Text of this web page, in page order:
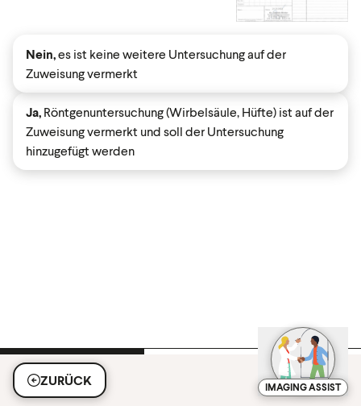
Nein,es ist keine weitere Untersuchung auf der
Zuweisung vermerkt
Ja, Röntgenuntersuchung (Wirbelsäule, Hüfte) ist auf der
Zuweisung vermerkt und soll der Untersuchung
hinzugefügt werden
ZURÜCK IMAGING ASSIST